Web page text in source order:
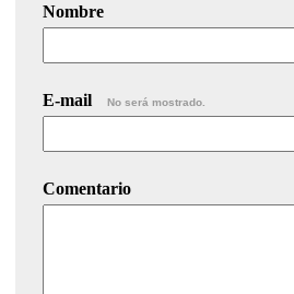
Nombre
E-mail No será mostrado.
Comentario